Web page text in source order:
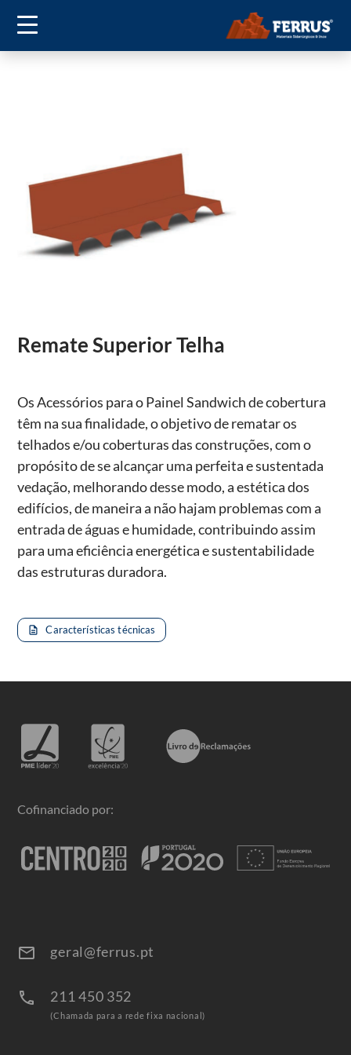
Remate Superior Telha
Os Acessórios para o Painel Sandwich de cobertura
têm na sua finalidade, o objetivo de rematar os
telhados e/ou coberturas das construções, com o
propósito de se alcançar uma perfeita e sustentada
vedação, melhorando desse modo, a estética dos
edifícios, de maneira a não hajam problemas com a
entrada de águas e humidade, contribuindo assim
para uma eficiência energética e sustentabilidade
das estruturas duradora.
description Características técnicas
Cofinanciado por:
email geral@ferrus.pt
call 211 450 352
(Chamada para a rede fixa nacional)